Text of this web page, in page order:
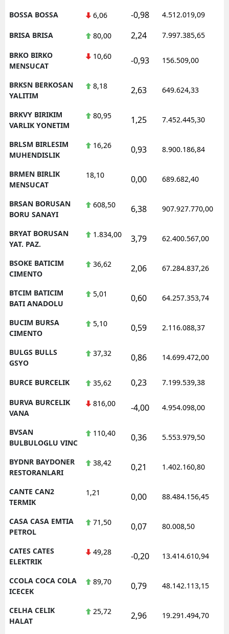
BOSSA BOSSA 6,06 -0,98 4.512.019,09
BRISA BRISA 80,00 2,24 7.997.385,65
BRKO BIRKO
MENSUCAT
10,60 -0,93 156.509,00
BRKSN BERKOSAN
YALITIM
8,18 2,63 649.624,33
BRKVY BIRIKIM
VARLIK YONETIM
80,95 1,25 7.452.445,30
BRLSM BIRLESIM
MUHENDISLIK
16,26 0,93 8.900.186,84
BRMEN BIRLIK
MENSUCAT
18,10 0,00 689.682,40
BRSAN BORUSAN
BORU SANAYI
608,50 6,38 907.927.770,00
BRYAT BORUSAN
YAT. PAZ.
1.834,00 3,79 62.400.567,00
BSOKE BATICIM
CIMENTO
36,62 2,06 67.284.837,26
BTCIM BATICIM
BATI ANADOLU
5,01 0,60 64.257.353,74
BUCIM BURSA
CIMENTO
5,10 0,59 2.116.088,37
BULGS BULLS
GSYO
37,32 0,86 14.699.472,00
BURCE BURCELIK 35,62 0,23 7.199.539,38
BURVA BURCELIK
VANA
816,00 -4,00 4.954.098,00
BVSAN
BULBULOGLU VINC
110,40 0,36 5.553.979,50
BYDNR BAYDONER
RESTORANLARI
38,42 0,21 1.402.160,80
CANTE CAN2
TERMIK
1,21 0,00 88.484.156,45
CASA CASA EMTIA
PETROL
71,50 0,07 80.008,50
CATES CATES
ELEKTRIK
49,28 -0,20 13.414.610,94
CCOLA COCA COLA
ICECEK
89,70 0,79 48.142.113,15
CELHA CELIK
HALAT
25,72 2,96 19.291.494,70